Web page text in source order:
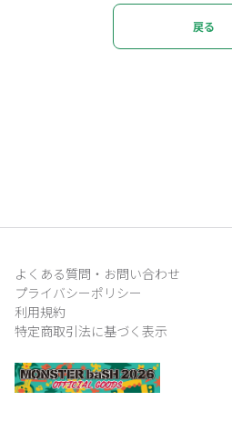
戻る
よくある質問・お問い合わせ
プライバシーポリシー
利用規約
特定商取引法に基づく表示